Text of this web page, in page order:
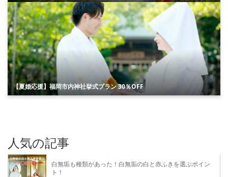
【夏婚応援】福岡市内神社挙式プラン 30％OFF
人気の記事
白無垢も種類があった！白無垢の白と赤ふきを選ぶポイン
ト！